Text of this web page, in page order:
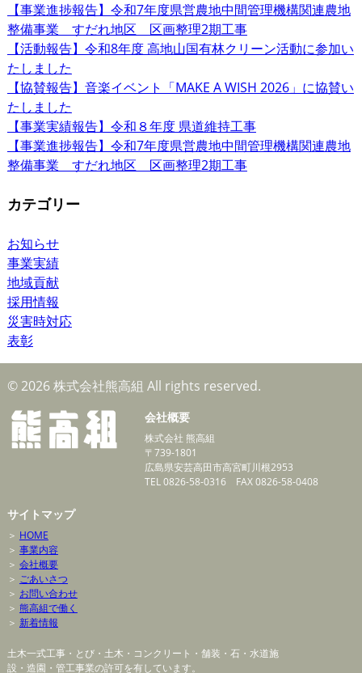
【事業進捗報告】令和7年度県営農地中間管理機構関連農地
整備事業 すだれ地区 区画整理2期工事
【活動報告】令和8年度 高地山国有林クリーン活動に参加い
たしました
【協賛報告】音楽イベント「MAKE A WISH 2026」に協賛い
たしました
【事業実績報告】令和８年度 県道維持工事
【事業進捗報告】令和7年度県営農地中間管理機構関連農地
整備事業 すだれ地区 区画整理2期工事
カテゴリー
お知らせ
事業実績
地域貢献
採用情報
災害時対応
表彰
© 2026 株式会社熊高組 All rights reserved.
会社概要
株式会社 熊高組
〒739-1801
広島県安芸高田市高宮町川根2953
TEL 0826-58-0316 FAX 0826-58-0408
サイトマップ
＞ HOME
＞ 事業内容
＞ 会社概要
＞ ごあいさつ
＞ お問い合わせ
＞ 熊高組で働く
＞ 新着情報
土木一式工事・とび・土木・コンクリート・舗装・石・水道施
設・造園・管工事業の許可を有しています。